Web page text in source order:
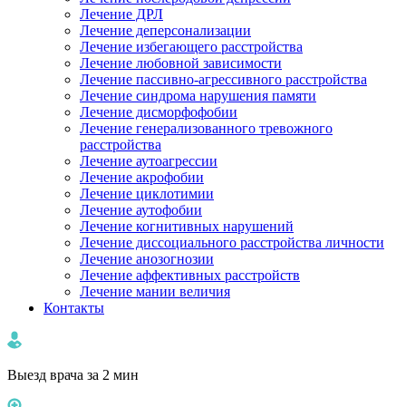
Лечение ДРЛ
Лечение деперсонализации
Лечение избегающего расстройства
Лечение любовной зависимости
Лечение пассивно-агрессивного расстройства
Лечение синдрома нарушения памяти
Лечение дисморфофобии
Лечение генерализованного тревожного
расстройства
Лечение аутоагрессии
Лечение акрофобии
Лечение циклотимии
Лечение аутофобии
Лечение когнитивных нарушений
Лечение диссоциального расстройства личности
Лечение анозогнозии
Лечение аффективных расстройств
Лечение мании величия
Контакты
Выезд врача за 2 мин